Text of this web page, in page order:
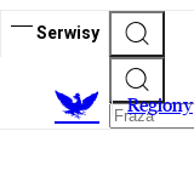
Serwisy
Regiony